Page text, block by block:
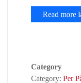
Read more
Category
Category: Per